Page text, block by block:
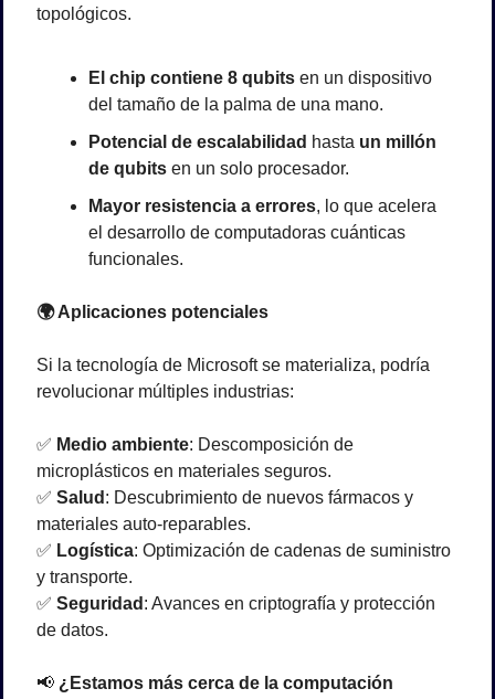
topológicos.
El chip contiene 8 qubits en un dispositivo
del tamaño de la palma de una mano.
Potencial de escalabilidad hasta un millón
de qubits en un solo procesador.
Mayor resistencia a errores, lo que acelera
el desarrollo de computadoras cuánticas
funcionales.
🌍 Aplicaciones potenciales
Si la tecnología de Microsoft se materializa, podría
revolucionar múltiples industrias:
✅ Medio ambiente: Descomposición de
microplásticos en materiales seguros.
✅ Salud : Descubrimiento de nuevos fármacos y
materiales auto-reparables.
✅ Logística: Optimización de cadenas de suministro
y transporte.
✅ Seguridad : Avances en criptografía y protección
de datos.
📢 ¿Estamos más cerca de la computación